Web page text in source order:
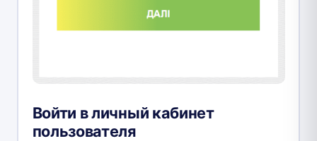
Войти в личный кабинет
пользователя